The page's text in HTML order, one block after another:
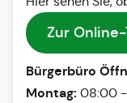
Zur
Bürgerbüro
Montag: 08:00 -